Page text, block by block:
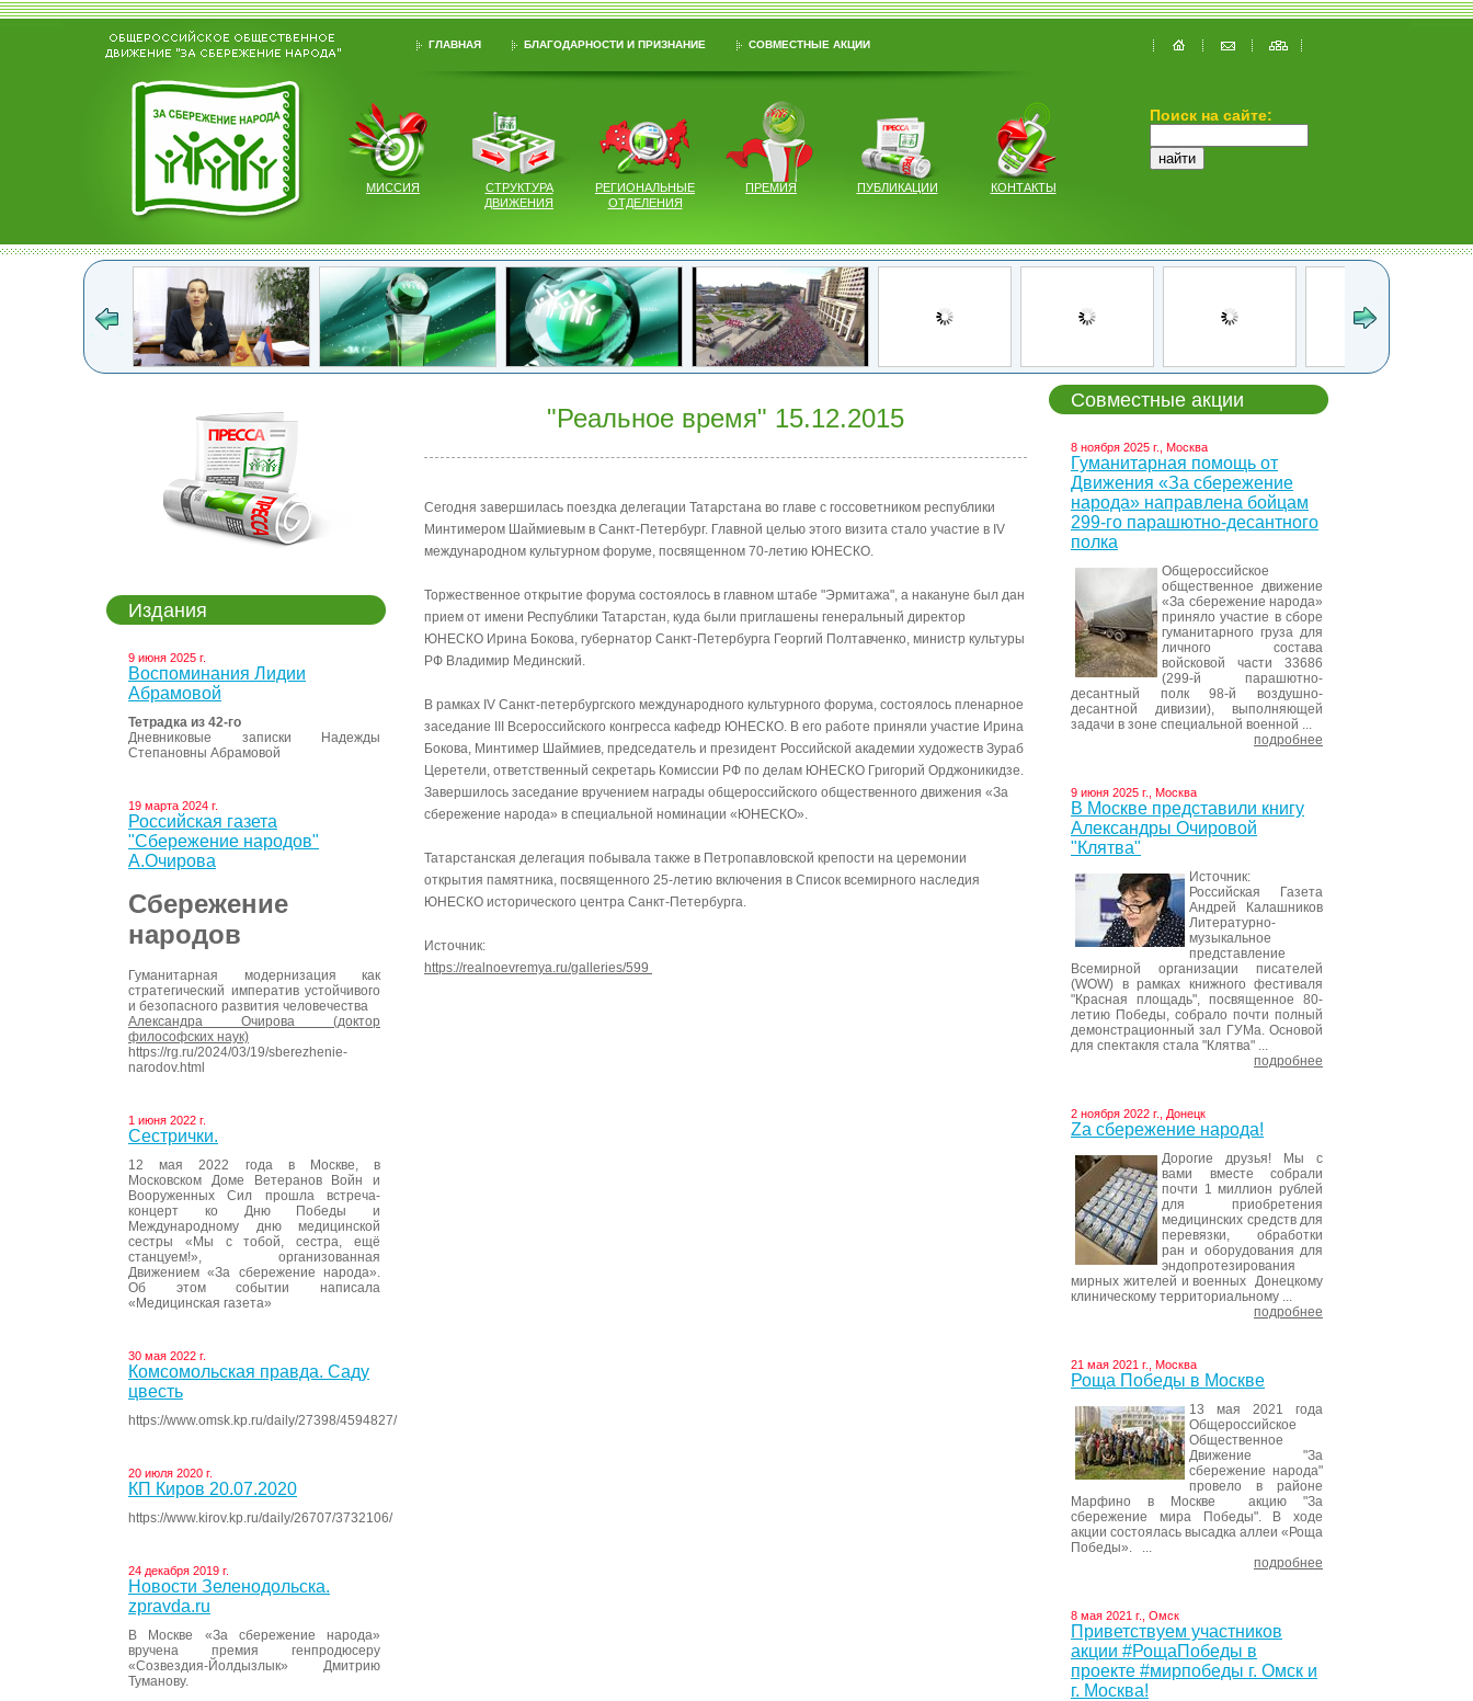
ГЛАВНАЯ БЛАГОДАРНОСТИ И ПРИЗНАНИЕ СОВМЕСТНЫЕ АКЦИИ
МИССИЯ
СТРУКТУРА
ДВИЖЕНИЯ
РЕГИОНАЛЬНЫЕ
ОТДЕЛЕНИЯ
ПРЕМИЯ ПУБЛИКАЦИИ КОНТАКТЫ
Поиск на сайте:
Издания
9 июня 2025 г.
Воспоминания Лидии
Абрамовой
Тетрадка из 42-го
Дневниковые записки Надежды
Степановны Абрамовой
19 марта 2024 г.
Российская газета
"Сбережение народов"
А.Очирова
Сбережение
народов
Гуманитарная модернизация как
стратегический императив устойчивого
и безопасного развития человечества
Александра Очирова (доктор
философских наук)
https://rg.ru/2024/03/19/sberezhenie-
narodov.html
1 июня 2022 г.
Сестрички.
12 мая 2022 года в Москве, в
Московском Доме Ветеранов Войн и
Вооруженных Сил прошла встреча-
концерт ко Дню Победы и
Международному дню медицинской
сестры «Мы с тобой, сестра, ещё
станцуем!», организованная
Движением «За сбережение народа».
Об этом событии написала
«Медицинская газета»
30 мая 2022 г.
Комсомольская правда. Саду
цвесть
https://www.omsk.kp.ru/daily/27398/4594827/
20 июля 2020 г.
КП Киров 20.07.2020
https://www.kirov.kp.ru/daily/26707/3732106/
24 декабря 2019 г.
Новости Зеленодольска.
zpravda.ru
В Москве «За сбережение народа»
вручена премия генпродюсеру
«Созвездия-Йолдызлык» Дмитрию
Туманову.
"Реальное время" 15.12.2015
Сегодня завершилась поездка делегации Татарстана во главе с госсоветником республики
Минтимером Шаймиевым в Санкт-Петербург. Главной целью этого визита стало участие в IV
международном культурном форуме, посвященном 70-летию ЮНЕСКО.
Торжественное открытие форума состоялось в главном штабе "Эрмитажа", а накануне был дан
прием от имени Республики Татарстан, куда были приглашены генеральный директор
ЮНЕСКО Ирина Бокова, губернатор Санкт-Петербурга Георгий Полтавченко, министр культуры
РФ Владимир Мединский.
В рамках IV Санкт-петербургского международного культурного форума, состоялось пленарное
заседание III Всероссийского конгресса кафедр ЮНЕСКО. В его работе приняли участие Ирина
Бокова, Минтимер Шаймиев, председатель и президент Российской академии художеств Зураб
Церетели, ответственный секретарь Комиссии РФ по делам ЮНЕСКО Григорий Орджоникидзе.
Завершилось заседание вручением награды общероссийского общественного движения «За
сбережение народа» в специальной номинации «ЮНЕСКО».
Татарстанская делегация побывала также в Петропавловской крепости на церемонии
открытия памятника, посвященного 25-летию включения в Список всемирного наследия
ЮНЕСКО исторического центра Санкт-Петербурга.
Источник:
https://realnoevremya.ru/galleries/599
Совместные акции
8 ноября 2025 г., Москва
Гуманитарная помощь от
Движения «За сбережение
народа» направлена бойцам
299-го парашютно-десантного
полка
Общероссийское
общественное движение
«За сбережение народа»
приняло участие в сборе
гуманитарного груза для
личного состава
войсковой части 33686
(299-й парашютно-
десантный полк 98-й воздушно-
десантной дивизии), выполняющей
задачи в зоне специальной военной ...
подробнее
9 июня 2025 г., Москва
В Москве представили книгу
Александры Очировой
"Клятва"
Источник:
Российская Газета
Андрей Калашников
Литературно-
музыкальное
представление
Всемирной организации писателей
(WOW) в рамках книжного фестиваля
"Красная площадь", посвященное 80-
летию Победы, собрало почти полный
демонстрационный зал ГУМа. Основой
для спектакля стала "Клятва" ...
подробнее
2 ноября 2022 г., Донецк
Za сбережение народа!
Дорогие друзья! Мы с
вами вместе собрали
почти 1 миллион рублей
для приобретения
медицинских средств для
перевязки, обработки
ран и оборудования для
эндопротезирования
мирных жителей и военных Донецкому
клиническому территориальному ...
подробнее
21 мая 2021 г., Москва
Роща Победы в Москве
13 мая 2021 года
Общероссийское
Общественное
Движение "За
сбережение народа"
провело в районе
Марфино в Москве акцию "За
сбережение мира Победы". В ходе
акции состоялась высадка аллеи «Роща
Победы». ...
подробнее
8 мая 2021 г., Омск
Приветствуем участников
акции #РощаПобеды в
проекте #мирпобеды г. Омск и
г. Москва!